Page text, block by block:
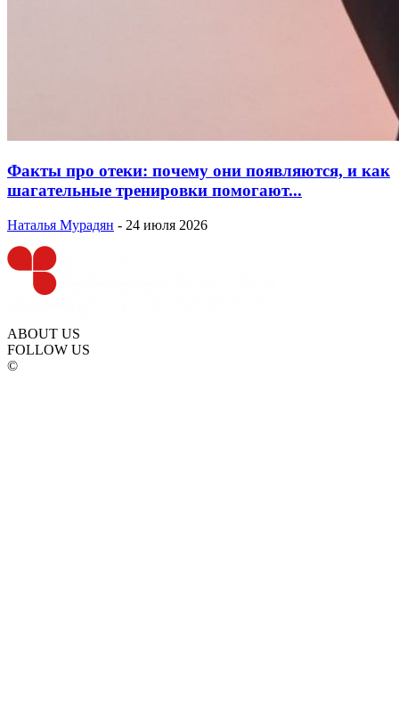
Факты про отеки: почему они появляются, и как
шагательные тренировки помогают...
Наталья Мурадян - 24 июля 2026
ABOUT US
FOLLOW US
©